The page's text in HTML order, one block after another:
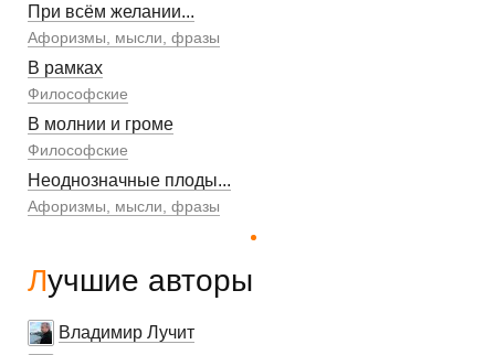
При всём желании...
Афоризмы, мысли, фразы
В рамках
Философские
В молнии и громе
Философские
Неоднозначные плоды...
Афоризмы, мысли, фразы
Лучшие авторы
Владимир Лучит